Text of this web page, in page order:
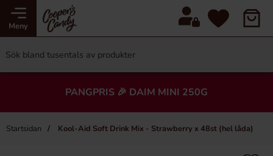
Meny
PANGPRIS 🎉 DAIM MINI 250G
Startsidan Kool-Aid Soft Drink Mix - Strawberry x 48st (hel låda)